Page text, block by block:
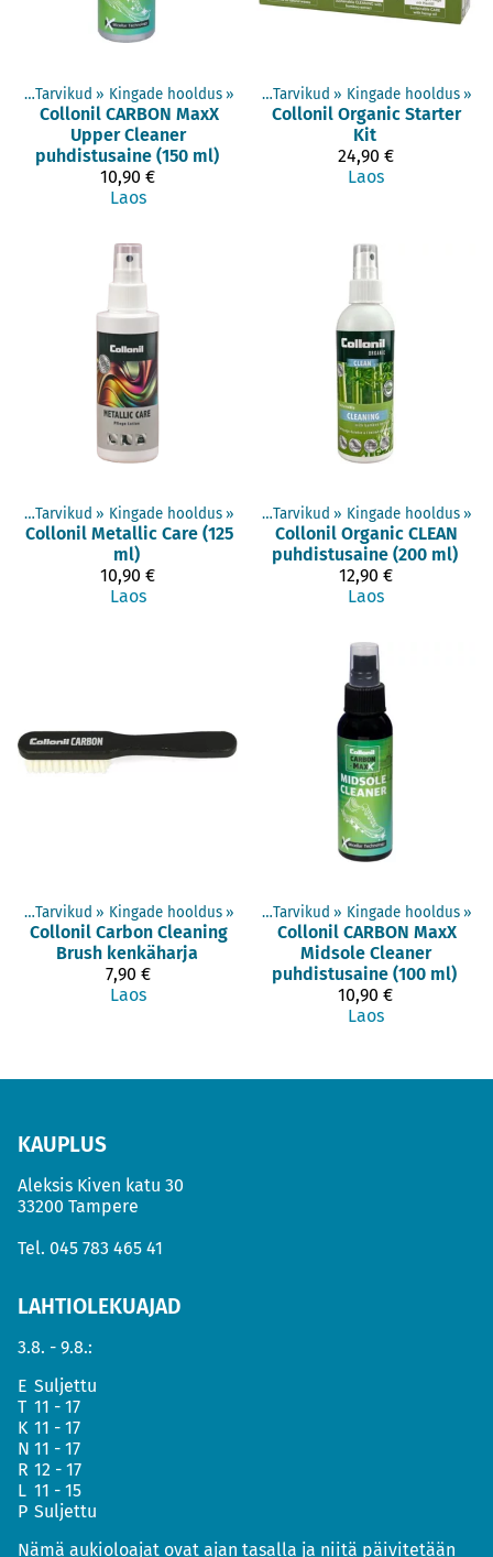
‪»Tarvikud ‪» Kingade hooldus ‪»
Collonil CARBON MaxX
Upper Cleaner
puhdistusaine (150 ml)
10,90 €
Laos
Tooted ‪»Tarvikud ‪» Kingade hooldus ‪»
Collonil Organic Starter
Kit
24,90 €
Laos
‪»Tarvikud ‪» Kingade hooldus ‪»
Collonil Metallic Care (125
ml)
10,90 €
Laos
Tooted ‪»Tarvikud ‪» Kingade hooldus ‪»
Collonil Organic CLEAN
puhdistusaine (200 ml)
12,90 €
Laos
‪»Tarvikud ‪» Kingade hooldus ‪»
Collonil Carbon Cleaning
Brush kenkäharja
7,90 €
Laos
Tooted ‪»Tarvikud ‪» Kingade hooldus ‪»
Collonil CARBON MaxX
Midsole Cleaner
puhdistusaine (100 ml)
10,90 €
Laos
KAUPLUS
Aleksis Kiven katu 30
33200 Tampere
Tel. 045 783 465 41
LAHTIOLEKUAJAD
3.8. - 9.8.:
E Suljettu
T 11 - 17
K 11 - 17
N 11 - 17
R 12 - 17
L 11 - 15
P Suljettu
Nämä aukioloajat ovat ajan tasalla ja niitä päivitetään